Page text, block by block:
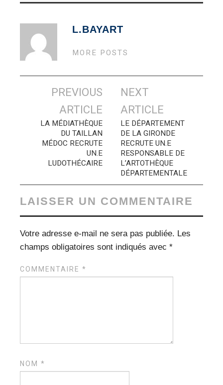
L.BAYART
MORE POSTS
Navigation
articles
PREVIOUS
ARTICLE
LA MÉDIATHÈQUE
DU TAILLAN
MÉDOC RECRUTE
UN.E
LUDOTHÉCAIRE
NEXT
ARTICLE
LE DÉPARTEMENT
DE LA GIRONDE
RECRUTE UN.E
RESPONSABLE DE
L’ARTOTHÈQUE
DÉPARTEMENTALE
LAISSER UN COMMENTAIRE
Votre adresse e-mail ne sera pas publiée. Les
champs obligatoires sont indiqués avec*
COMMENTAIRE*
NOM*